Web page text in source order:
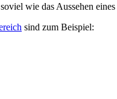
wie das Aussehen eines
sind zum Beispiel: